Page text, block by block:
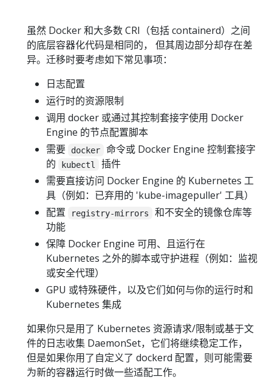
虽然 Docker 和大多数 CRI（包括 containerd）之间
的底层容器化代码是相同的， 但其周边部分却存在差
异。迁移时要考虑如下常见事项：
日志配置
运行时的资源限制
调用 docker 或通过其控制套接字使用 Docker
Engine 的节点配置脚本
需要
docker
命令或 Docker Engine 控制套接字
的
kubectl
插件
需要直接访问 Docker Engine 的 Kubernetes 工
具（例如：已弃用的 'kube-imagepuller' 工具）
配置
registry-mirrors
和不安全的镜像仓库等
功能
保障 Docker Engine 可用、且运行在
Kubernetes 之外的脚本或守护进程（例如：监视
或安全代理）
GPU 或特殊硬件，以及它们如何与你的运行时和
Kubernetes 集成
如果你只是用了 Kubernetes 资源请求/限制或基于文
件的日志收集 DaemonSet，它们将继续稳定工作，
但是如果你用了自定义了 dockerd 配置，则可能需要
为新的容器运行时做一些适配工作。